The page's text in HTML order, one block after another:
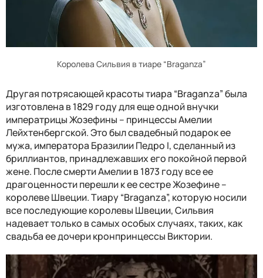
Королева Сильвия в тиаре “Braganza”
Другая потрясающей красоты тиара “Braganza” была
изготовлена в 1829 году для еще одной внучки
императрицы Жозефины – принцессы Амелии
Лейхтенбергской. Это был свадебный подарок ее
мужа, императора Бразилии Педро I, сделанный из
бриллиантов, принадлежавших его покойной первой
жене. После смерти Амелии в 1873 году все ее
драгоценности перешли к ее сестре Жозефине –
королеве Швеции. Тиару “Braganza”, которую носили
все последующие королевы Швеции, Сильвия
надевает только в самых особых случаях, таких, как
свадьба ее дочери кронпринцессы Виктории.